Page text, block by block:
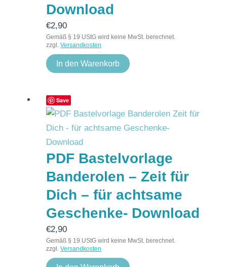
Download
€2,90
Gemäß § 19 UStG wird keine MwSt. berechnet.
zzgl. Versandkosten
In den Warenkorb
Save
PDF Bastelvorlage
Banderolen – Zeit für
Dich – für achtsame
Geschenke- Download
€2,90
Gemäß § 19 UStG wird keine MwSt. berechnet.
zzgl. Versandkosten